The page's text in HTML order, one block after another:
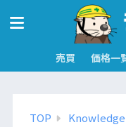
売買 価格一
TOP